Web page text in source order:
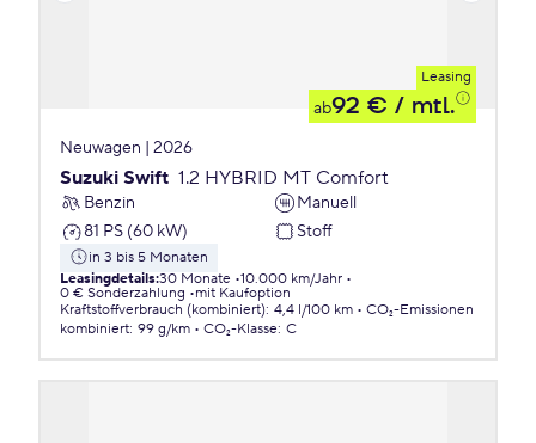
Leasing
ab92 € / mtl.
Neuwagen | 2026
Suzuki Swift 1.2 HYBRID MT Comfort
Benzin
Manuell
81 PS (60 kW)
Stoff
in 3 bis 5 Monaten
Leasingdetails:30 Monate 10.000 km/Jahr
0 € Sonderzahlung
mit Kaufoption
Kraftstoffverbrauch (kombiniert): 4,4 l/100 km
CO₂-Emissionen
kombiniert: 99 g/km CO₂-Klasse: C